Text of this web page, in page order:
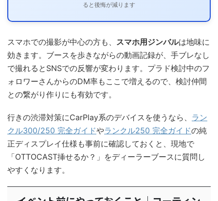
ると後悔が減ります
スマホでの撮影が中心の方も、 スマホ用ジンバルは地味に
効きます。ブースを歩きながらの動画記録が、手ブレなし
で撮れるとSNSでの反響が変わります。プラド検討中のフ
ォロワーさんからのDM率もここで増えるので、検討仲間
との繋がり作りにも有効です。
行きの渋滞対策にCarPlay系のデバイスを使うなら、 ラン
クル300/250 完全ガイドやランクル250 完全ガイドの純
正ディスプレイ仕様も事前に確認しておくと、現地で
「OTTOCAST挿せるか？」をディーラーブースに質問し
やすくなります。